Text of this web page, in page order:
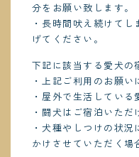
分をお願い致します。
・長時間吠え続けて
げてください。
下記に該当する愛犬の
・上記ご利用のお願
・屋外で生活している
・闘犬はご宿泊いただ
・犬種やしつけの状
かけさせていただく場